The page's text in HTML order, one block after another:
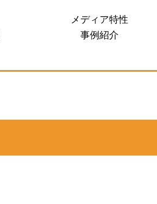
メディア特性
事例紹介